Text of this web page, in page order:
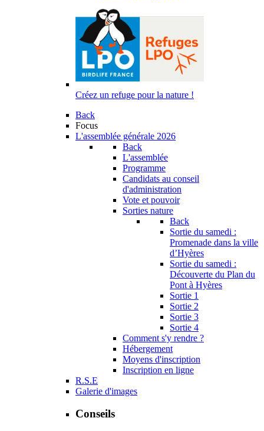
Créez un refuge pour la nature !
Back
Focus
L'assemblée générale 2026
Back
L'assemblée
Programme
Candidats au conseil
d'administration
Vote et pouvoir
Sorties nature
Back
Sortie du samedi :
Promenade dans la ville
d’Hyères
Sortie du samedi :
Découverte du Plan du
Pont à Hyères
Sortie 1
Sortie 2
Sortie 3
Sortie 4
Comment s'y rendre ?
Hébergement
Moyens d'inscription
Inscription en ligne
R.S.E
Galerie d'images
Conseils